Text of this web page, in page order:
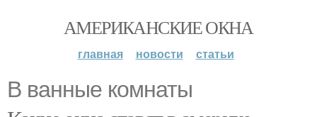
АМЕРИКАНСКИЕ ОКНА
главная новости статьи
В ванные комнаты